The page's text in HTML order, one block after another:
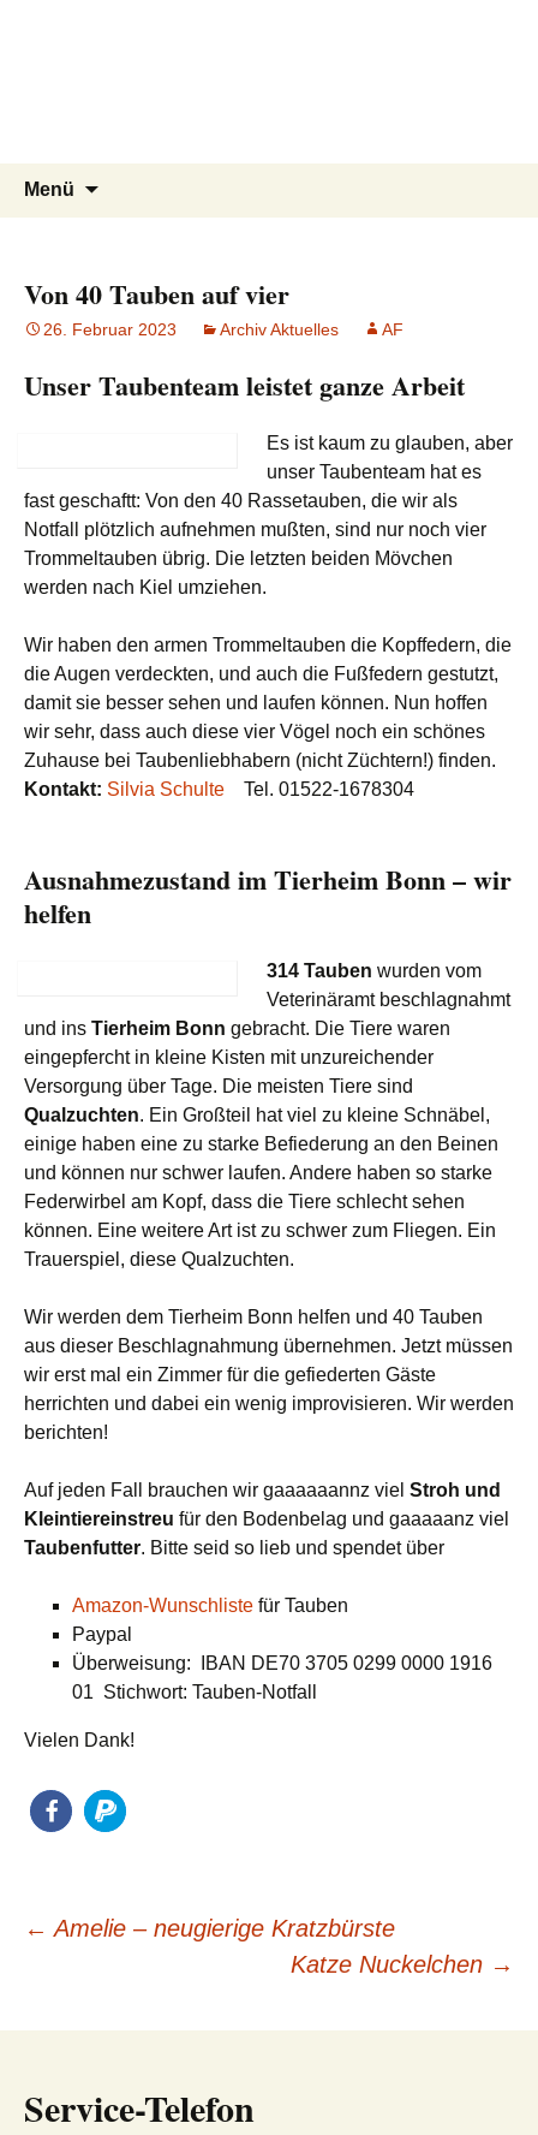
Tier Natur und Artenschutz
Siebengebirge e.V.
Tierschutzverein seit 1985 im
Siebengebirge – Orscheider
Menü
Von 40 Tauben auf vier
26. Februar 2023 Archiv Aktuelles AF
Unser Taubenteam leistet ganze Arbeit
Es ist kaum zu glauben, aber
unser Taubenteam hat es
fast geschaftt: Von den 40 Rassetauben, die wir als
Notfall plötzlich aufnehmen mußten, sind nur noch vier
Trommeltauben übrig. Die letzten beiden Mövchen
werden nach Kiel umziehen.
Wir haben den armen Trommeltauben die Kopffedern, die
die Augen verdeckten, und auch die Fußfedern gestutzt,
damit sie besser sehen und laufen können. Nun hoffen
wir sehr, dass auch diese vier Vögel noch ein schönes
Zuhause bei Taubenliebhabern (nicht Züchtern!) finden.
Kontakt: Silvia Schulte Tel. 01522-1678304
Ausnahmezustand im Tierheim Bonn – wir
helfen
314 Tauben wurden vom
Veterinäramt beschlagnahmt
und ins Tierheim Bonn gebracht. Die Tiere waren
eingepfercht in kleine Kisten mit unzureichender
Versorgung über Tage. Die meisten Tiere sind
Qualzuchten. Ein Großteil hat viel zu kleine Schnäbel,
einige haben eine zu starke Befiederung an den Beinen
und können nur schwer laufen. Andere haben so starke
Federwirbel am Kopf, dass die Tiere schlecht sehen
können. Eine weitere Art ist zu schwer zum Fliegen. Ein
Trauerspiel, diese Qualzuchten.
Wir werden dem Tierheim Bonn helfen und 40 Tauben
aus dieser Beschlagnahmung übernehmen. Jetzt müssen
wir erst mal ein Zimmer für die gefiederten Gäste
herrichten und dabei ein wenig improvisieren. Wir werden
berichten!
Auf jeden Fall brauchen wir gaaaaaannz viel Stroh und
Kleintiereinstreu für den Bodenbelag und gaaaaanz viel
Taubenfutter. Bitte seid so lieb und spendet über
Amazon-Wunschliste für Tauben
Paypal
Überweisung: IBAN DE70 3705 0299 0000 1916
01 Stichwort: Tauben-Notfall
Vielen Dank!
Beitragsnavigation
← Amelie – neugierige Kratzbürste
Katze Nuckelchen →
Service-Telefon